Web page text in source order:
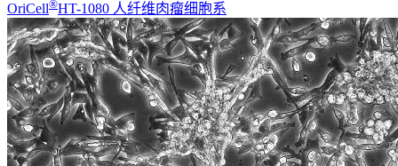
OriCell®HT-1080 人纤维肉瘤细胞系